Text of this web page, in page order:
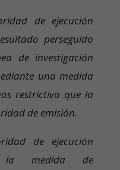
de ejecución
perseguido
de investigación
una medida
restrictiva que la
de emisión.
de ejecución
la medida de